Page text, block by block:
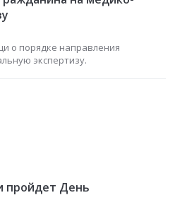
о порядке направления
экспертизу.
пройдет День